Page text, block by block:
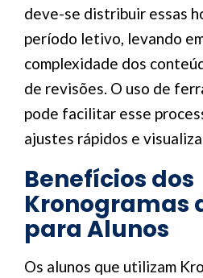
deve-se distribuir essas
período letivo, levando
complexidade dos
de revisões. O uso de
pode facilitar esse
ajustes rápidos e
Benefícios dos
Kronogramas
para Alunos
Os alunos que utilizam